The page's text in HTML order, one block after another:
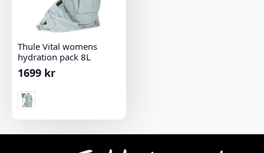
Thule Vital womens
hydration pack 8L
1699 kr